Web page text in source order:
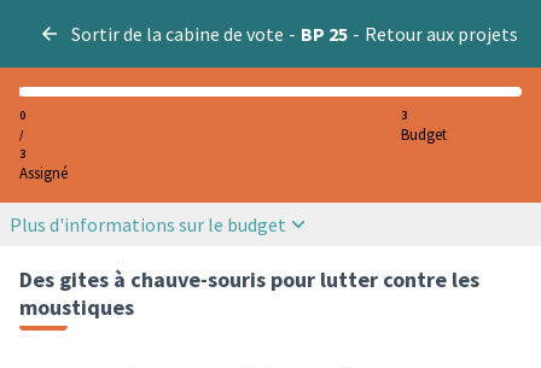
Sortir de la cabine de vote - BP 25 - Retour aux projets
0
/
3
Assigné
3
Budget
Plus d'informations sur le budget
Des gites à chauve-souris pour lutter contre les
moustiques